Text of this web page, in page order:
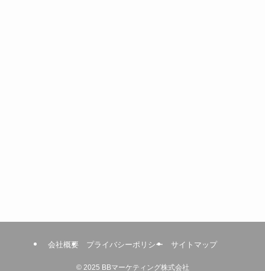
会社概要 プライバシーポリシー サイトマップ
©2025 BBマーケティング株式会社